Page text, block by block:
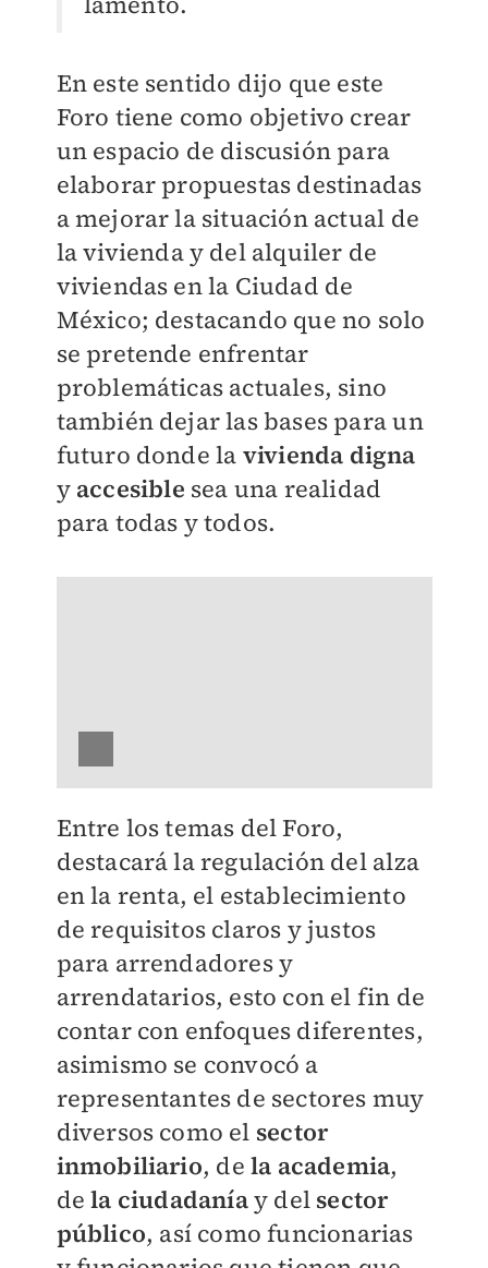
En este sentido dijo que este
Foro tiene como objetivo crear
un espacio de discusión para
elaborar propuestas destinadas
a mejorar la situación actual de
la vivienda y del alquiler de
viviendas en la Ciudad de
México; destacando que no solo
se pretende enfrentar
problemáticas actuales, sino
también dejar las bases para un
futuro donde la vivienda digna
y accesible sea una realidad
para todas y todos.
Entre los temas del Foro,
destacará la regulación del alza
en la renta, el establecimiento
de requisitos claros y justos
para arrendadores y
arrendatarios, esto con el fin de
contar con enfoques diferentes,
asimismo se convocó a
representantes de sectores muy
diversos como el sector
inmobiliario, de la academia,
dela ciudadaníay delsector
público, así como funcionarias